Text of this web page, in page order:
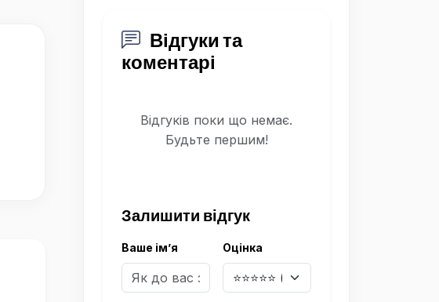
Відгуки та
коментарі
Відгуків поки що немає.
Будьте першим!
Залишити відгук
Ваше ім’я Оцінка